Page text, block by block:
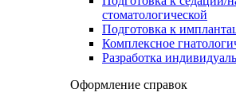
стоматологической
Подготовка к
Комплексное
Разработка
Оформление справок